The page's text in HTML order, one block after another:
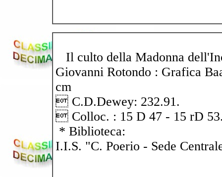
Il culto della Madonna
Giovanni Rotondo : Grafica
cm
 C.D.Dewey: 232.91.
 Colloc. : 15 D 47 - 15 rD
* Biblioteca:
I.I.S. "C. Poerio - Sede